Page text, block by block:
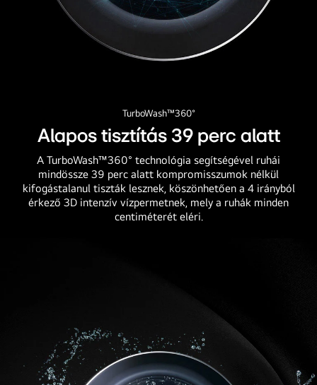
TurboWash™360°
Alapos tisztítás 39 perc alatt
A TurboWash™360° technológia segítségével ruhái
mindössze 39 perc alatt kompromisszumok nélkül
kifogástalanul tiszták lesznek, köszönhetően a 4 irányból
érkező 3D intenzív vízpermetnek, mely a ruhák minden
centiméterét eléri.